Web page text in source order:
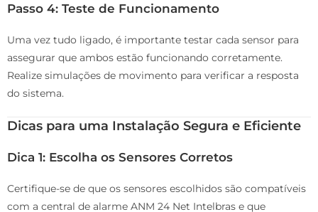
Passo 4: Teste de Funcionamento
Uma vez tudo ligado, é importante testar cada sensor para
assegurar que ambos estão funcionando corretamente.
Realize simulações de movimento para verificar a resposta
do sistema.
Dicas para uma Instalação Segura e Eficiente
Dica 1: Escolha os Sensores Corretos
Certifique-se de que os sensores escolhidos são compatíveis
com a central de alarme ANM 24 Net Intelbras e que